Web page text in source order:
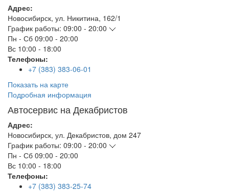
Адрес:
Новосибирск, ул. Никитина, 162/1
График работы: 09:00 - 20:00
Пн - Сб 09:00 - 20:00
Вс 10:00 - 18:00
Телефоны:
+7 (383) 383-06-01
Показать на карте
Подробная информация
Автосервис на Декабристов
Адрес:
Новосибирск, ул. Декабристов, дом 247
График работы: 09:00 - 20:00
Пн - Сб 09:00 - 20:00
Вс 10:00 - 18:00
Телефоны:
+7 (383) 383-25-74